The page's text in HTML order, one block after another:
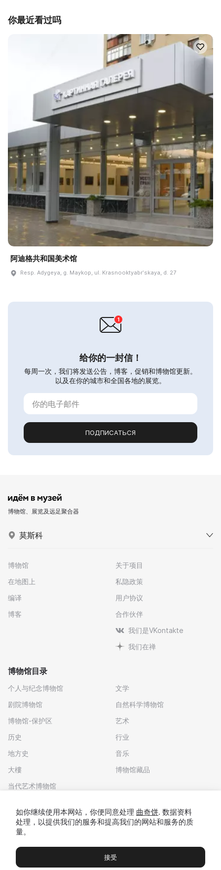
你最近看过吗
阿迪格共和国美术馆
Resp. Adygeya, g. Maykop, ul. Krasnooktyabrʹskaya, d. 27
给你的一封信！
每周一次，我们将发送公告，博客，促销和博物馆更新。
以及在你的城市和全国各地的展览。
ПОДПИСАТЬСЯ
博物馆、展览及远足聚合器
莫斯科
博物馆
在地图上
编译
博客
关于项目
私隐政策
用户协议
合作伙伴
我们是VKontakte
我们在禅
博物馆目录
个人与纪念博物馆
剧院博物馆
博物馆-保护区
历史
地方史
大樓
当代艺术博物馆
文学
自然科学博物馆
艺术
行业
音乐
博物馆藏品
博物馆 展览及展览 Чаты Вы
如你继续使用本网站，你便同意处理 曲奇饼. 数据资料
处理，以提供我们的服务和提高我们的网站和服务的质
量。
接受